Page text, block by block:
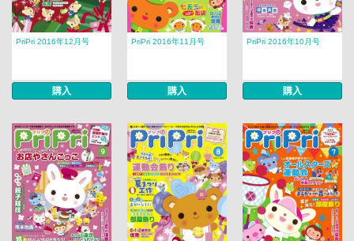
PriPri 2016年12月号
購入
PriPri 2016年11月号
購入
PriPri 2016年10月号
購入